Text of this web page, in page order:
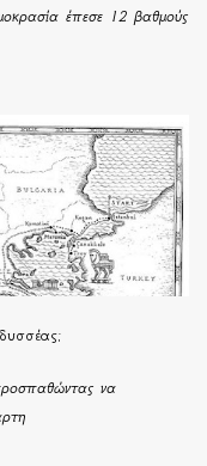
έπεσε 12 βαθμούς
να